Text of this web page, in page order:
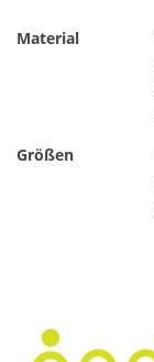
Material
Größen